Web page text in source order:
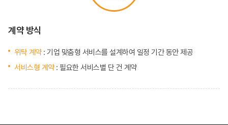
계약 방식
위탁 계약 : 기업 맞춤형 서비스를 설계하여 일정 기간 동안 제공
서비스형 계약 : 필요한 서비스별 단 건 계약